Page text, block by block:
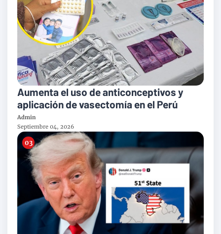
Aumenta el uso de anticonceptivos y
aplicación de vasectomía en el Perú
Admin
Septiembre 04, 2026